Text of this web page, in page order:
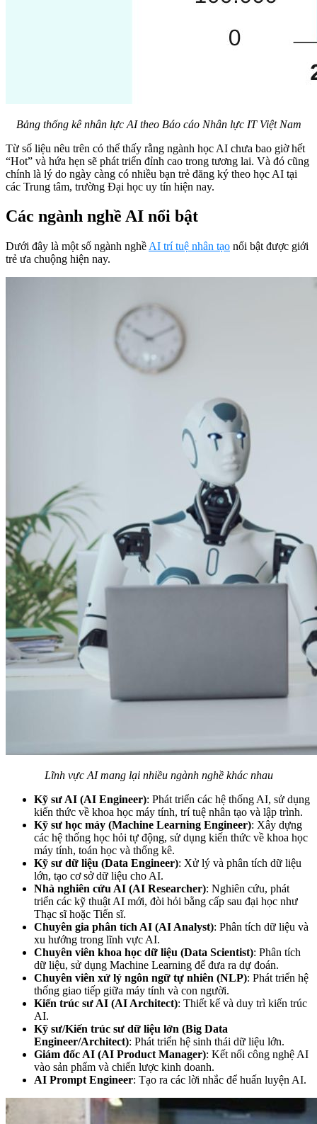
Bảng thống kê nhân lực AI theo Báo cáo Nhân lực IT Việt Nam
Từ số liệu nêu trên có thể thấy rằng ngành học AI chưa bao giờ hết
“Hot” và hứa hẹn sẽ phát triển đỉnh cao trong tương lai. Và đó cũng
chính là lý do ngày càng có nhiều bạn trẻ đăng ký theo học AI tại
các Trung tâm, trường Đại học uy tín hiện nay.
Các ngành nghề AI nổi bật
Dưới đây là một số ngành nghề AI trí tuệ nhân tạo nổi bật được giới
trẻ ưa chuộng hiện nay.
Lĩnh vực AI mang lại nhiều ngành nghề khác nhau
Kỹ sư AI (AI Engineer): Phát triển các hệ thống AI, sử dụng
kiến thức về khoa học máy tính, trí tuệ nhân tạo và lập trình.
Kỹ sư học máy (Machine Learning Engineer): Xây dựng
các hệ thống học hỏi tự động, sử dụng kiến thức về khoa học
máy tính, toán học và thống kê.
Kỹ sư dữ liệu (Data Engineer): Xử lý và phân tích dữ liệu
lớn, tạo cơ sở dữ liệu cho AI.
Nhà nghiên cứu AI (AI Researcher): Nghiên cứu, phát
triển các kỹ thuật AI mới, đòi hỏi bằng cấp sau đại học như
Thạc sĩ hoặc Tiến sĩ.
Chuyên gia phân tích AI (AI Analyst): Phân tích dữ liệu và
xu hướng trong lĩnh vực AI.
Chuyên viên khoa học dữ liệu (Data Scientist): Phân tích
dữ liệu, sử dụng Machine Learning để đưa ra dự đoán.
Chuyên viên xử lý ngôn ngữ tự nhiên (NLP): Phát triển hệ
thống giao tiếp giữa máy tính và con người.
Kiến trúc sư AI (AI Architect): Thiết kế và duy trì kiến trúc
AI.
Kỹ sư/Kiến trúc sư dữ liệu lớn (Big Data
Engineer/Architect): Phát triển hệ sinh thái dữ liệu lớn.
Giám đốc AI (AI Product Manager): Kết nối công nghệ AI
vào sản phẩm và chiến lược kinh doanh.
AI Prompt Engineer: Tạo ra các lời nhắc để huấn luyện AI.